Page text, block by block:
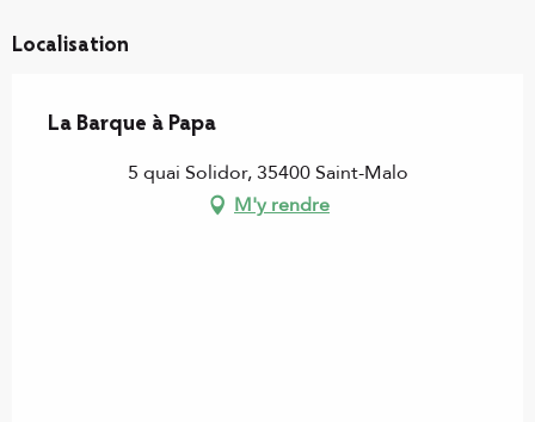
Localisation
La Barque à Papa
5 quai Solidor, 35400 Saint-Malo
M'y rendre